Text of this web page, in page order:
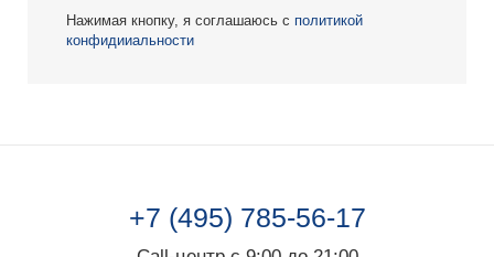
Нажимая кнопку, я соглашаюсь с политикой
конфидииальности
+7 (495) 785-56-17